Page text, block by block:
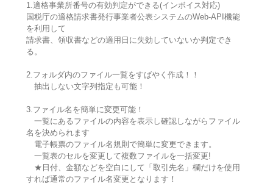
1.適格事業所番号の有効判定ができる(インボイス対応)
国税庁の適格請求書発行事業者公表システムのWeb-API機能
を利用して
請求書、領収書などの適用日に失効していないか判定でき
る。
2.フォルダ内のファイル一覧をすばやく作成！！
抽出しない文字列指定も可能！
3.ファイル名を簡単に変更可能！
一覧にあるファイルの内容を表示し確認しながらファイル
名を決められます
電子帳票のファイル名規則で簡単に変更できます。
一覧表のセルを変更して複数ファイルを一括変更!
★日付、金額などを空白にして「取引先名」欄だけを使用
すれば通常のファイル名変更となります！